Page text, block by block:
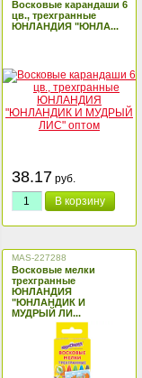
Восковые карандаши 6
цв., трехгранные
ЮНЛАНДИЯ "ЮНЛА...
38.17 руб.
В корзину
MAS-227288
Восковые мелки
трехгранные
ЮНЛАНДИЯ
"ЮНЛАНДИК И
МУДРЫЙ ЛИ...